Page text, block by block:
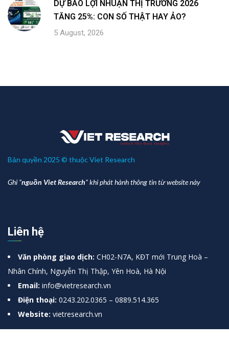
DỰ BÁO LỢI NHUẬN THỊ TRƯỜNG 2026
TĂNG 25%: CON SỐ THẬT HAY ẢO?
5 August, 2026
Bản quyền 2025 © thuộc Viet Research
Ghi “nguồn Viet Research” khi phát hành thông tin từ website này
Liên hệ
Văn phòng giao dịch: CH02-N7A, KĐT mới Trung Hoà –
Nhân Chính, Nguyễn Thị Thập, Yên Hoà, Hà Nội
Email: info@vietresearch.vn
Điện thoại: 0243.202.0365 – 0889.514.365
Website: vietresearch.vn